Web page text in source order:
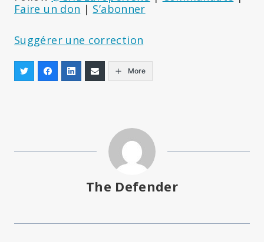
Faire un don | S’abonner
Suggérer une correction
More
The Defender